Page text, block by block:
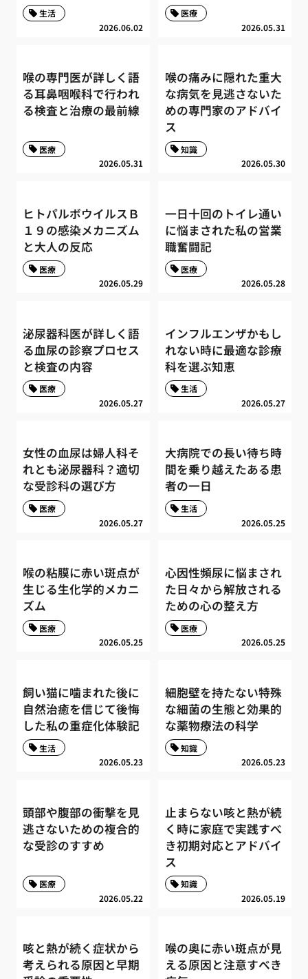
2026.06.02
生活
2026.05.31
医療
喉の専門医が詳しく語
る耳鼻咽喉科で行われ
る検査と治療の最前線
2026.05.31
医療
喉の痛みに隠れた重大
な病気を見逃さないた
めの専門家のアドバイ
ス
2026.05.30
知識
ヒトパルボウイルスＢ
１９の感染メカニズム
と大人の反応
2026.05.29
医療
一日十回のトイレ通い
に悩まされた私の営業
職奮闘記
2026.05.28
医療
泌尿器科医が詳しく語
る血尿の診察プロセス
と検査の内容
2026.05.27
医療
インフルエンザかもし
れない時に最適な診療
科を選ぶ知恵
2026.05.27
生活
女性の血尿は婦人科そ
れとも泌尿器科？適切
な受診科の選び方
2026.05.27
医療
大病院での長い待ち時
間を乗り越えたある患
者の一日
2026.05.25
生活
喉の粘膜に赤い斑点が
生じる生化学的メカニ
ズム
2026.05.25
医療
心因性頻尿に悩まされ
た日々から解放される
ための心の整え方
2026.05.25
医療
飼い猫に噛まれた後に
自然治癒を信じて後悔
した私の重症化体験記
2026.05.23
生活
細胞壁を持たない特殊
な細菌の生態と効果的
な薬物療法の科学
2026.05.23
知識
頭部や腹部の衝撃を見
逃さないための複合的
な受診のすすめ
2026.05.22
医療
止まらない咳と熱が続
く時に家庭で実践すべ
き初期対応とアドバイ
ス
2026.05.19
知識
咳と熱が続く症状から
考えられる原因と早期
喉の奥に赤い斑点が見
える原因と注意すべき